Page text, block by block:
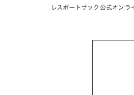
レスポートサック公式オンラ